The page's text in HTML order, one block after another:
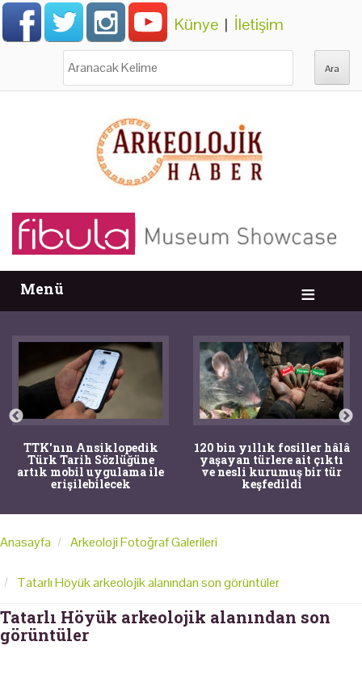
Künye | İletişim
Menü
TTK'nın Ansiklopedik
Türk Tarih Sözlüğüne
artık mobil uygulama ile
erişilebilecek
120 bin yıllık fosiller hâlâ
yaşayan türlere ait çıktı
ve nesli kurumuş bir tür
keşfedildi
Anasayfa Arkeoloji Fotoğraf Galerileri
Tatarlı Höyük arkeolojik alanından son görüntüler
Tatarlı Höyük arkeolojik alanından son
görüntüler